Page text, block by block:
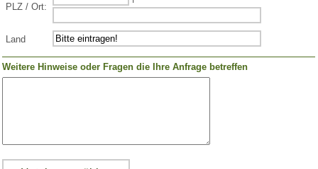
PLZ / Ort:
Land
Weitere Hinweise oder Fragen die Ihre Anfrage betreffen